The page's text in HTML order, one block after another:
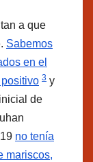
a que
Sabemos
en el
3 y
de
no tenía
mariscos,